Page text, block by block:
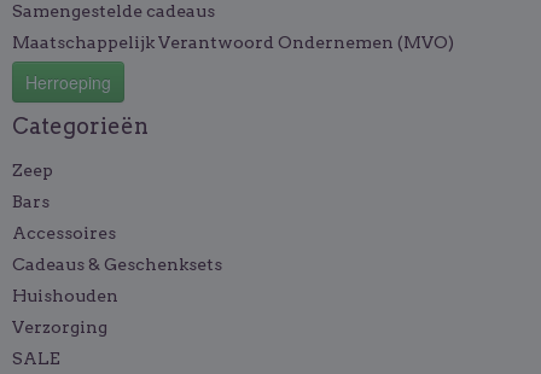
Samengestelde cadeaus
Maatschappelijk Verantwoord Ondernemen (MVO)
Herroeping
Categorieën
Zeep
Bars
Accessoires
Cadeaus & Geschenksets
Huishouden
Verzorging
SALE